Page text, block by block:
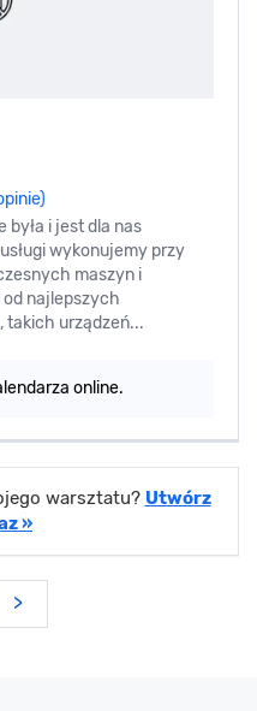
była i jest dla nas
wykonujemy przy
maszyn i
od najlepszych
takich urządzeń...
online.
warsztatu? Utwórz
»
>